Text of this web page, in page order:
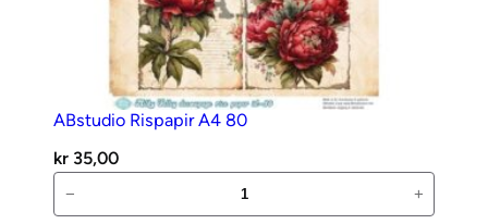
ABstudio Rispapir A4 80
kr 35,00
Rispapir
− +